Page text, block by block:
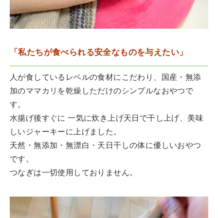
「私たちが食べられる安全なものを与えたい」
人が食しているレベルの食材にこだわり、国産・無添
加のママカリを乾燥しただけのシンプルなおやつで
す。
水揚げ後すぐに 一気に炊き上げ天日で干し上げ、美味
しいジャーキーに上げました。
天然・無添加・無漂白・天日干しの体に優しいおやつ
です。
つなぎは一切使用しておりません。